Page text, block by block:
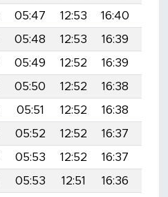
05:47 12:53 16:40
05:48 12:53 16:39
05:49 12:52 16:39
05:50 12:52 16:38
05:51 12:52 16:38
05:52 12:52 16:37
05:53 12:52 16:37
05:53 12:51 16:36